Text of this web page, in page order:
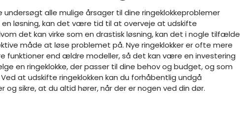
undersøgt alle mulige årsager til dine ringeklokkeproblemer
en løsning, kan det være tid til at overveje at udskifte
det kan virke som en drastisk løsning, kan det i nogle tilfælde
måde at løse problemet på. Nye ringeklokker er ofte mere
funktioner end ældre modeller, så det kan være en investering
en ringeklokke, der passer til dine behov og budget, og som
at udskifte ringeklokken kan du forhåbentlig undgå
og sikre, at du altid hører, når der er nogen ved din dør.